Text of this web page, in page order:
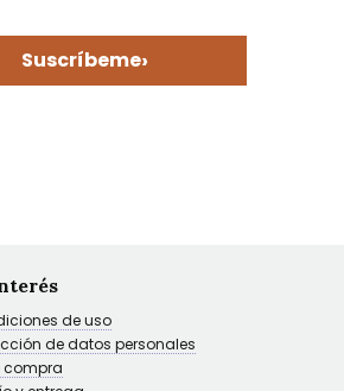
Suscríbeme›
de uso
de datos personales
compra